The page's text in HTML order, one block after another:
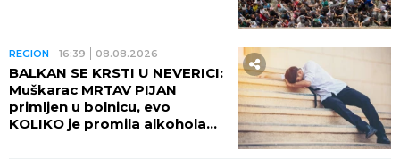
REGION 16:39 08.08.2026
BALKAN SE KRSTI U NEVERICI:
Muškarac MRTAV PIJAN
primljen u bolnicu, evo
KOLIKO je promila alkohola